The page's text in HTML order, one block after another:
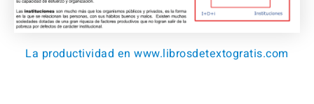
La productividad en www.librosdetextogratis.com